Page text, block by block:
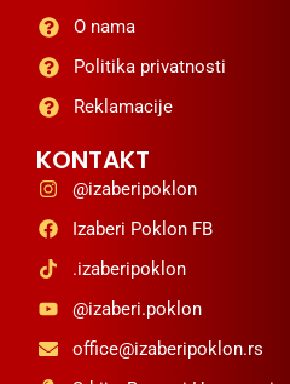
O nama
Politika privatnosti
Reklamacije
KONTAKT
@izaberipoklon
Izaberi Poklon FB
.izaberipoklon
@izaberi.poklon
office@izaberipoklon.rs